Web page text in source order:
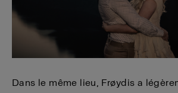
Dans le même lieu, Frøydis a